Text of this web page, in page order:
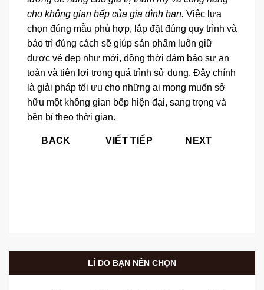
cho không gian bếp của gia đình bạn. Việc lựa
chọn đúng mẫu phù hợp, lắp đặt đúng quy trình và
bảo trì đúng cách sẽ giúp sản phẩm luôn giữ
được vẻ đẹp như mới, đồng thời đảm bảo sự an
toàn và tiện lợi trong quá trình sử dụng. Đây chính
là giải pháp tối ưu cho những ai mong muốn sở
hữu một không gian bếp hiện đại, sang trọng và
bền bỉ theo thời gian.
BACK VIẾT TIẾP NEXT
LÍ DO BẠN NÊN CHỌN